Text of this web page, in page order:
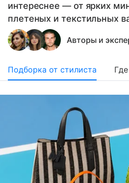
интереснее — от ярких
плетеных и текстильных
Авторы и
Подборка от стилиста